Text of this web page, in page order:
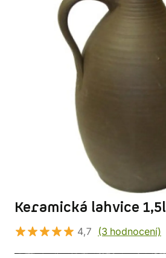
Keramická lahvice 1,5l
4,7 (3 hodnocení)